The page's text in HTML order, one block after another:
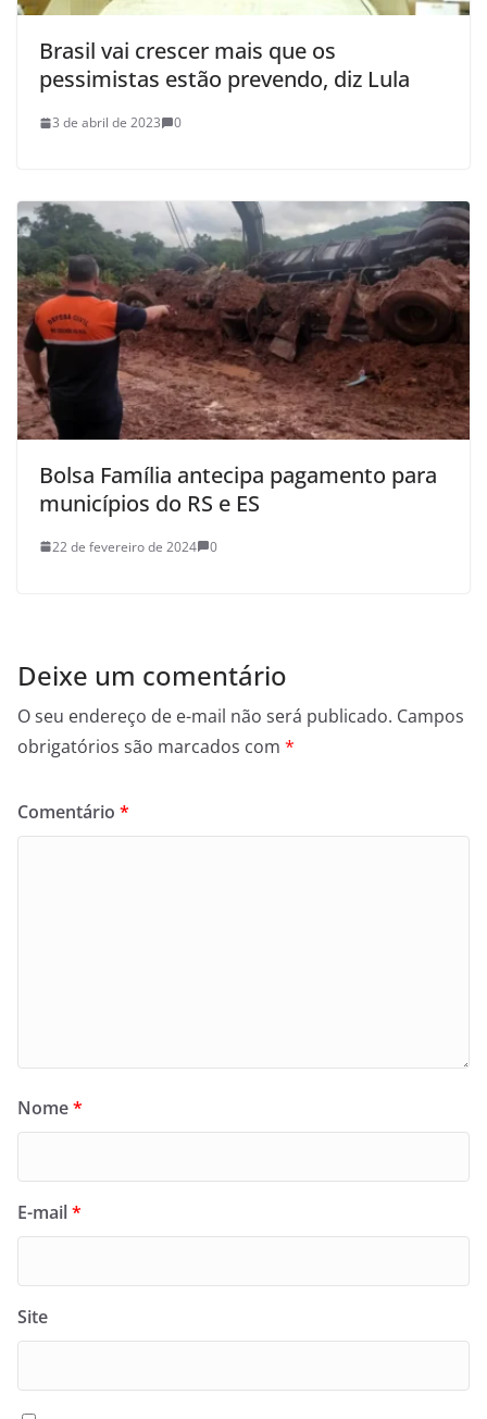
Brasil vai crescer mais que os
pessimistas estão prevendo, diz Lula
3 de abril de 2023 0
Bolsa Família antecipa pagamento para
municípios do RS e ES
22 de fevereiro de 2024 0
Deixe um comentário
O seu endereço de e-mail não será publicado. Campos
obrigatórios são marcados com *
Comentário *
Nome*
E-mail*
Site